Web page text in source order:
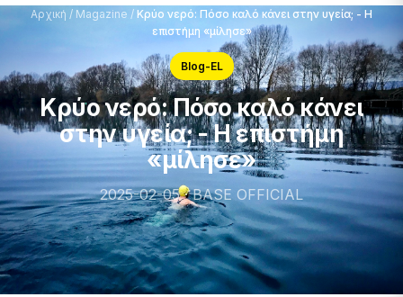
Αρχική / Magazine / Κρύο νερό: Πόσο καλό κάνει στην υγεία; - Η
επιστήμη «μίλησε»
Blog-EL
Κρύο νερό: Πόσο καλό κάνει
στην υγεία; - Η επιστήμη
«μίλησε»
2025-02-05 · BASE OFFICIAL